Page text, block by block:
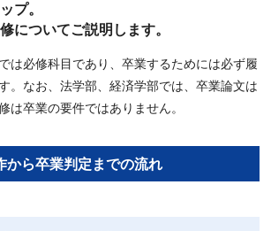
プ。
についてご説明します。
は必修科目であり、卒業するためには必ず履
。なお、法学部、経済学部では、卒業論文は
は卒業の要件ではありません。
から卒業判定までの流れ